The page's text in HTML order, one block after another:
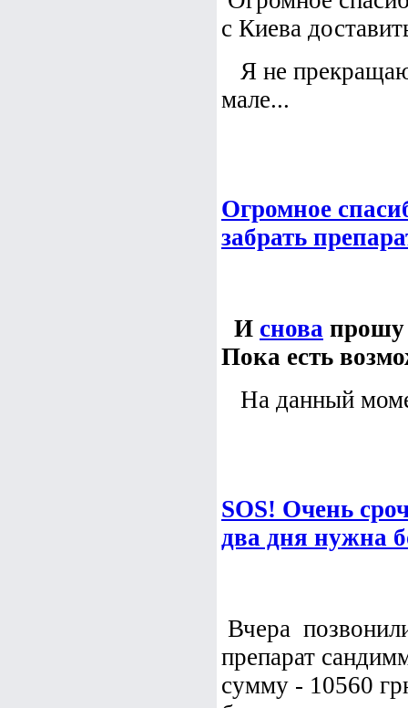
с Киева
Я не прекращаю
мале...
Огромное
забрать
И снова прошу
Пока есть
На данный
SOS! Очень
два дня нужна
Вчера
препарат
сумму - 10560